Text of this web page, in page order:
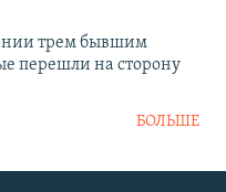
трем бывшим
перешли на сторону
БОЛЬШЕ